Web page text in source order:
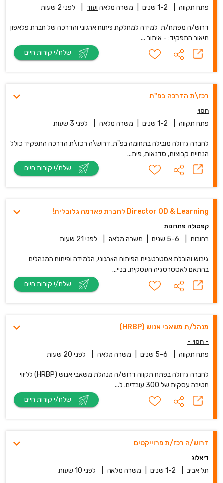
פתח תקווה 1-2 שנים משרה מלאה ועוד לפני 2 שעות
דרוש/ה מפתח/ת למידה למחלקת פיתוח ארגוני והדרכה של חברת פלאפון
תיאור התפקיד: - איתור ...
רכז\ת הדרכה בפ"ת
חסוי
פתח תקווה 1-2 שנים משרה מלאה לפני 3 שעות
לחברה גדולה מובילה בתחומה בפ"ת, דרוש\ה רכז\ת הדרכה התפקיד כולל
הנחיית קבוצות, סדנאות, פית...
Director OD & Learning לחברת פארמה גלובלית!
קפסולה פתרונות
רחובות 5-6 שנים משרה מלאה לפני 21 שעות
גיבוש והובלת אסטרטגיית הפיתוח הארגוני, הלמידה ופיתוח המנהלים
בהתאם לאסטרטגיה העסקית. בניי...
מנהל/ת משאבי אנוש (HRBP)
- חסוי -
פתח תקווה 5-6 שנים משרה מלאה לפני 20 שעות
לחברה גדולה בפתח תקווה דרוש/ה מנהלת משאבי אנוש (HRBP) לליווי
חטיבה עסקית של 300 עובדים. ל...
דרוש/ה רכז/ת פרוייקטים
דיאלוג
תל אביב 1-2 שנים משרה מלאה לפני 10 שעות